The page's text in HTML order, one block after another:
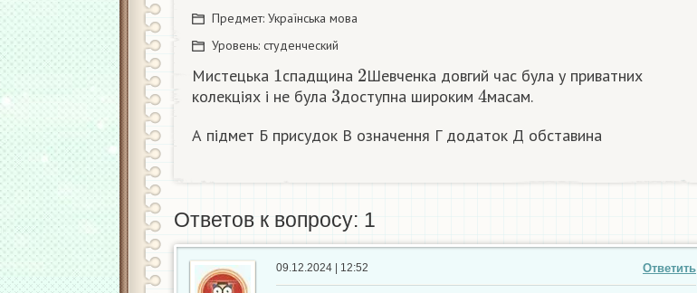
Предмет: Українська мова
Уровень: студенческий
Мистецька
1
спадщина
2
Шевченка довгий час була у приватних
колекціях і не була
3
доступна широким
4
масам.
А підмет Б присудок В означення Г додаток Д обставина
Ответов к вопросу: 1
Ответить
09.12.2024 | 12:52